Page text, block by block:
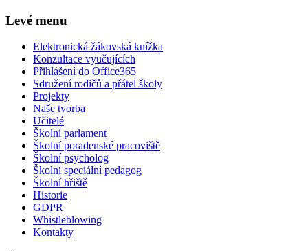
Levé menu
Elektronická žákovská knížka
Konzultace vyučujících
Přihlášení do Office365
Sdružení rodičů a přátel školy
Projekty
Naše tvorba
Učitelé
Školní parlament
Školní poradenské pracoviště
Školní psycholog
Školní speciální pedagog
Školní hřiště
Historie
GDPR
Whistleblowing
Kontakty